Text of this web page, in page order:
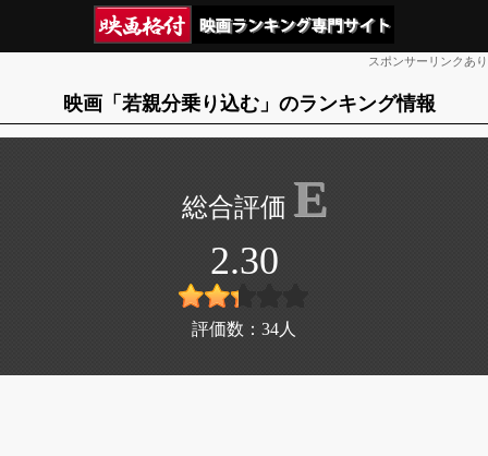
スポンサーリンクあり
映画「若親分乗り込む」のランキング情報
E
2.30
評価数： 34 人